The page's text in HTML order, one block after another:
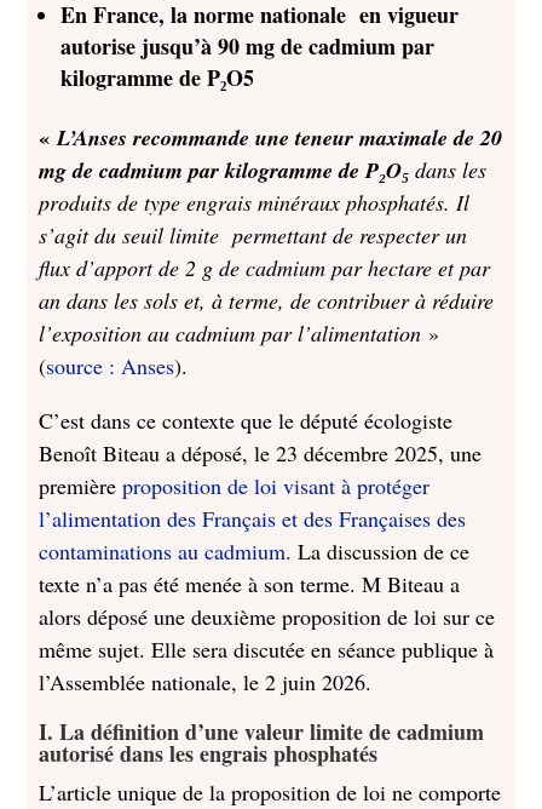
En France, la norme nationale en vigueur
autorise jusqu’à 90 mg de cadmium par
kilogramme de P₂O5
«L’Anses recommande une teneur maximale de 20
mg de cadmium par kilogramme de P₂O₅ dans les
produits de type engrais minéraux phosphatés. Il
s’agit du seuil limite permettant de respecter un
flux d’apport de 2 g de cadmium par hectare et par
an dans les sols et, à terme, de contribuer à réduire
l’exposition au cadmium par l’alimentation »
(source : Anses).
C’est dans ce contexte que le député écologiste
Benoît Biteau a déposé, le 23 décembre 2025, une
premièreproposition de loi visant à protéger
l’alimentation des Français et des Françaises des
contaminations au cadmium. La discussion de ce
texte n’a pas été menée à son terme. M Biteau a
alors déposé une deuxième proposition de loi sur ce
même sujet. Elle sera discutée en séance publique à
l’Assemblée nationale, le 2 juin 2026.
I. La définition d’une valeur limite de cadmium
autorisé dans les engrais phosphatés
L’article unique de la proposition de loi ne comporte